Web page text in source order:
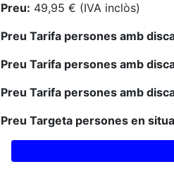
Preu: 49,95 € (IVA inclòs)
Preu Tarifa persones amb
Preu Tarifa persones amb
Preu Tarifa persones amb
Preu Targeta persones en